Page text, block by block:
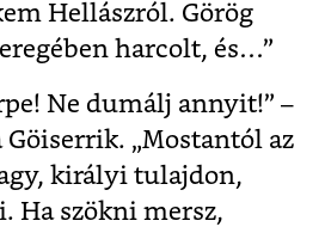
Hellászról. Görög
harcolt, és…”
Ne dumálj annyit!” –
„Mostantól az
királyi tulajdon,
Ha szökni mersz,